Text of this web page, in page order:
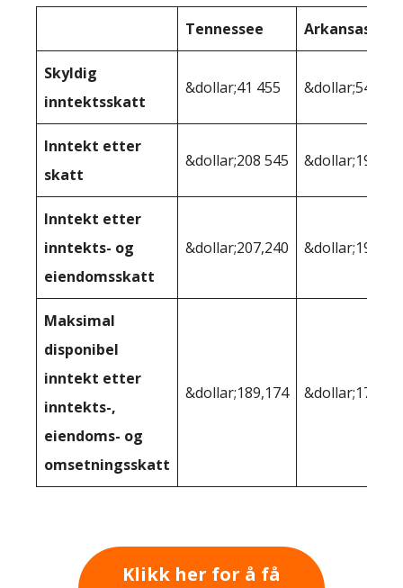
Tennessee Arkansas
Skyldig
inntektsskatt
&dollar;41 455 &dollar;54 749
Inntekt etter
skatt
&dollar;208 545
Inntekt etter
inntekts- og
eiendomsskatt
&dollar;207,240
Maksimal
disponibel
inntekt etter
inntekts-,
eiendoms- og
omsetningsskatt
&dollar;189,174 &dollar;177
Klikk her for å få